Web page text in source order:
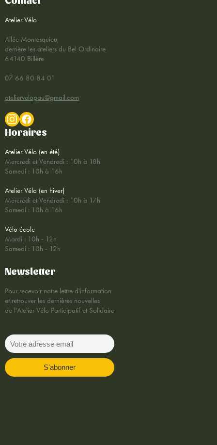
Atelier Vélo
Allée Montesquieu,
derrière les ateliers du Bel Ordinaire
64140 Billère
07 66 80 84 01
ateliervelopau@gmail.com
Horaires
Atelier Vélo (en été)
Mercredi et Vendredi : 10h à 18h
Samedi : 10h à 16h
Atelier Vélo (en hiver)
Mercredi et Vendredi : 10h à 17h
Samedi : 10h à 16h
Vélo école
Mardi : 10h - 12h
Samedi : 10h - 12h
Newsletter
Pour recevoir notre lettre d'information
et retrouver les dernières nouvelles
de l'Atelier Vélo Participatif et Solidaire